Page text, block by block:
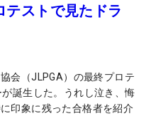
テストで見たドラ
会（JLPGA）の最終プロテ
誕生した。うれし泣き、悔
印象に残った合格者を紹介